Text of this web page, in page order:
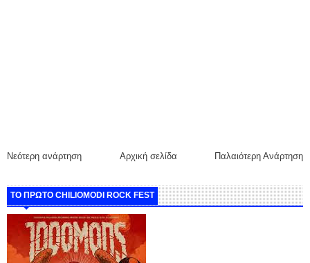
Νεότερη ανάρτηση Παλαιότερη Ανάρτηση
Αρχική σελίδα
ΤΟ ΠΡΩΤΟ CHILIOMODI ROCK FEST